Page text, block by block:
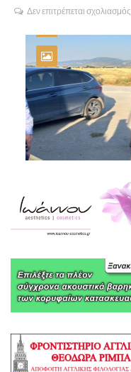
Δεν επιτρέπεται σχολιασμός